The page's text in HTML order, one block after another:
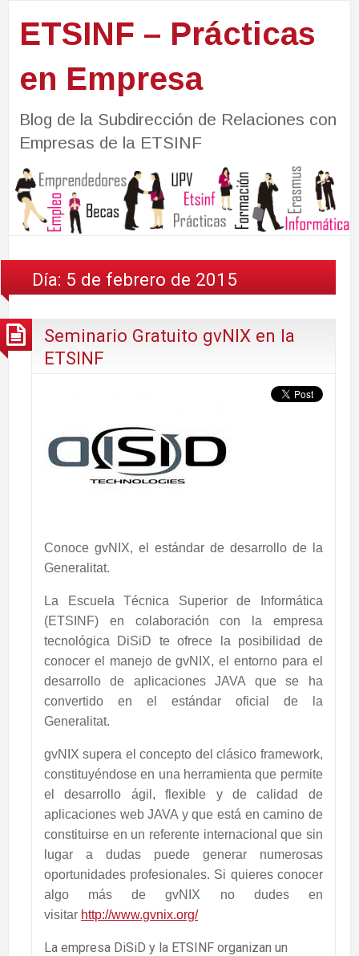
ETSINF – Prácticas
en Empresa
Blog de la Subdirección de Relaciones con
Empresas de la ETSINF
Día: 5 de febrero de 2015
Seminario Gratuito gvNIX en la
ETSINF
Conoce gvNIX, el estándar de desarrollo de la
Generalitat.
La Escuela Técnica Superior de Informática
(ETSINF) en colaboración con la empresa
tecnológica DiSiD te ofrece la posibilidad de
conocer el manejo de gvNIX, el entorno para el
desarrollo de aplicaciones JAVA que se ha
convertido en el estándar oficial de la
Generalitat.
gvNIX supera el concepto del clásico framework,
constituyéndose en una herramienta que permite
el desarrollo ágil, flexible y de calidad de
aplicaciones web JAVA y que está en camino de
constituirse en un referente internacional que sin
lugar a dudas puede generar numerosas
oportunidades profesionales. Si quieres conocer
algo más de gvNIX no dudes en
visitar http://www.gvnix.org/
La empresa DiSiD y la ETSINF organizan un